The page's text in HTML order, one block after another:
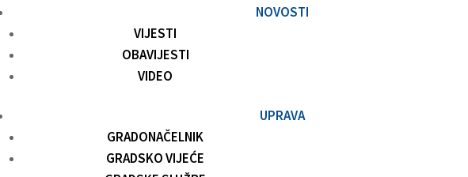
NOVOSTI
VIJESTI
OBAVIJESTI
VIDEO
UPRAVA
GRADONAČELNIK
GRADSKO VIJEĆE